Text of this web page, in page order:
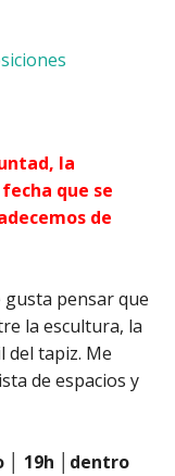
la
que se
de
gusta pensar que
la escultura, la
tapiz. Me
de espacios y
│ 19h │dentro